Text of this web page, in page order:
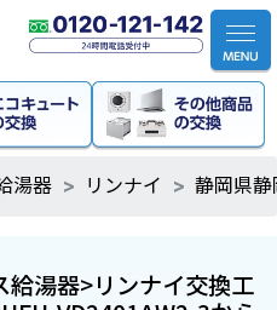
湯器 リンナイ 静岡県
湯器>リンナイ交換工